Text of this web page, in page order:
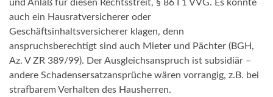
und Anlaß für diesen Rechtsstreit, § 86 I 1 VVG. Es könnte
auch ein Hausratversicherer oder
Geschäftsinhaltsversicherer klagen, denn
anspruchsberechtigt sind auch Mieter und Pächter (BGH,
Az. V ZR 389/99). Der Ausgleichsanspruch ist subsidiär –
andere Schadensersatzansprüche wären vorrangig, z.B. bei
strafbarem Verhalten des Hausherren.